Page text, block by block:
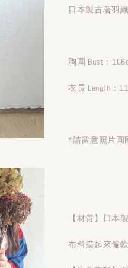
日本製古著羽
胸圍 Bust：
衣長 Length：
*請留意照片圓
【材質】日本
布料摸起來偏